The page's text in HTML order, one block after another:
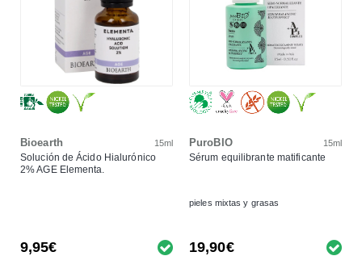
Bioearth 15ml
Solución de Ácido Hialurónico
2% AGE Elementa.
9,95€
PuroBIO 15ml
Sérum equilibrante matificante
pieles mixtas y grasas
19,90€